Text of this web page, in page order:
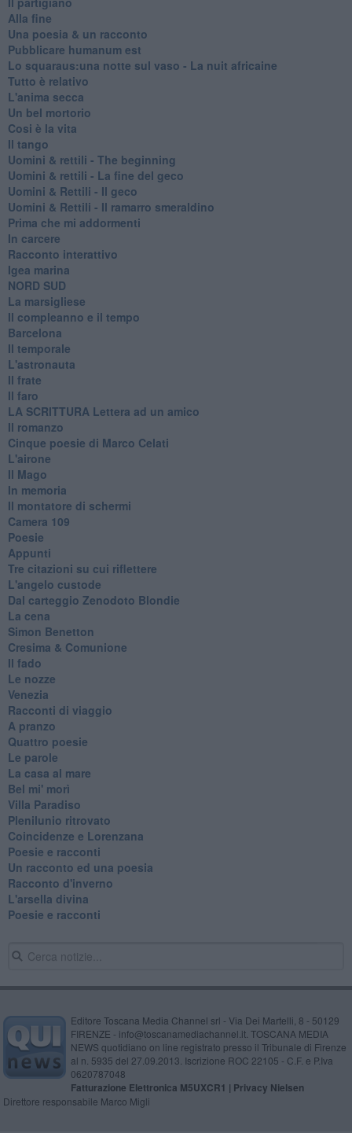
Alla fine
Una poesia & un racconto
Pubblicare humanum est
Lo squaraus:una notte sul vaso - La nuit africaine
Tutto è relativo
L'anima secca
Un bel mortorio
Cosi è la vita
Il tango
​Uomini & rettili - The beginning
​Uomini & rettili - La fine del geco
Uomini & Rettili - Il geco
Uomini & Rettili - Il ramarro smeraldino
Prima che mi addormenti
In carcere
Racconto interattivo
Igea marina
​NORD SUD
La marsigliese
Il compleanno e il tempo
Barcelona
Il temporale
L'astronauta
Il frate
Il faro
​LA SCRITTURA Lettera ad un amico
Il romanzo
Cinque poesie di Marco Celati
L'airone
Il Mago
In memoria
Il montatore di schermi
Camera 109
Poesie
Appunti
Tre citazioni su cui riflettere
L'angelo custode
Dal carteggio Zenodoto Blondie
La cena
Simon Benetton
Cresima & Comunione
Il fado
Le nozze
Venezia
Racconti di viaggio
A pranzo
Quattro poesie
Le parole
La casa al mare
Bel mi' morì
Villa Paradiso
Plenilunio ritrovato
Coincidenze e Lorenzana
Poesie e racconti
Un racconto ed una poesia
Racconto d'inverno
​L'arsella divina
Poesie e racconti
Editore Toscana Media Channel srl - Via Dei Martelli, 8 - 50129
FIRENZE - info@toscanamediachannel.it. TOSCANA MEDIA
NEWS quotidiano on line registrato presso il Tribunale di Firenze
al n. 5935 del 27.09.2013. Iscrizione ROC 22105 - C.F. e P.Iva
0620787048
Fatturazione Elettronica M5UXCR1 | Privacy Nielsen
Direttore responsabile Marco Migli